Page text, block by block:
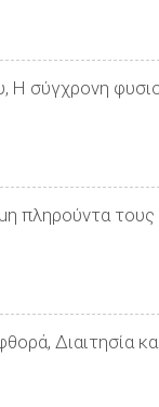
Η σύγχρονη
πληρούντα
Διαιτησία